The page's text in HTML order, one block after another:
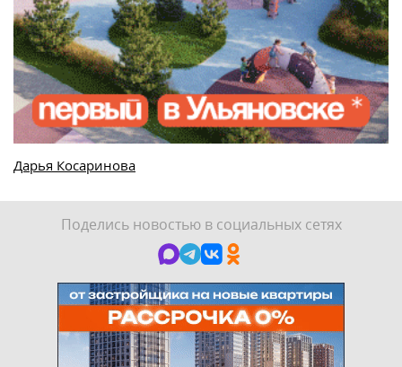
Дарья Косаринова
Поделись новостью в социальных сетях